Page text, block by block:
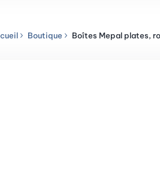
Boutique Boîtes Mepal plates,